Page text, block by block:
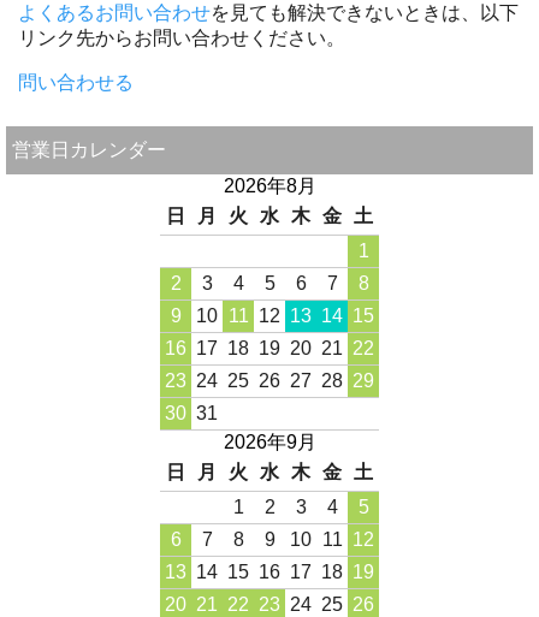
よくあるお問い合わせを見ても解決できないときは、以下
リンク先からお問い合わせください。
問い合わせる
営業日カレンダー
2026年8月
日
月 火 水 木 金
土
1
2
3 4 5 6 7
8
9
10 11 12 13 14 15
16 17 18 19 20 21 22
23 24 25 26 27 28 29
30 31
2026年9月
日
月 火 水 木 金
土
1
2 3 4
5
6
7 8 9 10 11 12
13 14 15 16 17 18 19
20 21 22 23 24 25 26